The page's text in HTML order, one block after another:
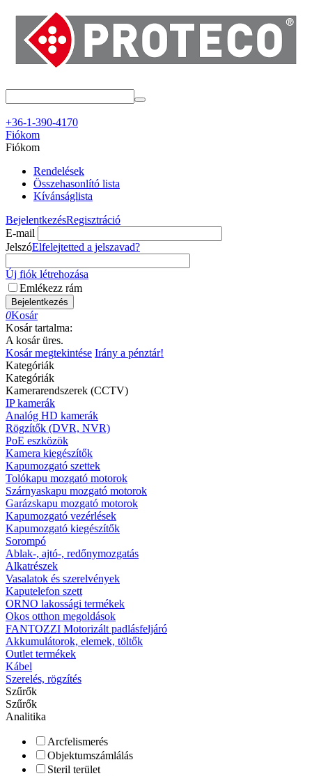
+36-1-390-4170
Fiókom
Fiókom
Rendelések
Összehasonlító lista
Kívánságlista
BejelentkezésRegisztráció
E-mail
JelszóElfelejtetted a jelszavad?
Új fiók létrehozása
Emlékezz rám
Bejelentkezés
0Kosár
Kosár tartalma:
A kosár üres.
Kosár megtekintése Irány a pénztár!
Kategóriák
Kategóriák
Kamerarendszerek (CCTV)
IP kamerák
Analóg HD kamerák
Rögzítők (DVR, NVR)
PoE eszközök
Kamera kiegészítők
Kapumozgató szettek
Tolókapu mozgató motorok
Szárnyaskapu mozgató motorok
Garázskapu mozgató motorok
Kapumozgató vezérlések
Kapumozgató kiegészítők
Sorompó
Ablak-, ajtó-, redőnymozgatás
Alkatrészek
Vasalatok és szerelvények
Kaputelefon szett
ORNO lakossági termékek
Okos otthon megoldások
FANTOZZI Motorizált padlásfeljáró
Akkumulátorok, elemek, töltők
Outlet termékek
Kábel
Szerelés, rögzítés
Szűrők
Szűrők
Analitika
Arcfelismerés
Objektumszámlálás
Steril terület